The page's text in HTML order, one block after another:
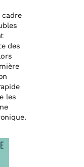
cadre
des
les